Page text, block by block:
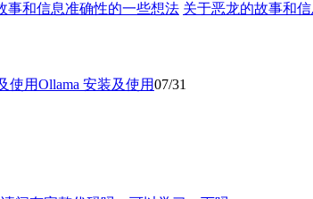
关于恶龙的故事和
Ollama 安装及使用07/31